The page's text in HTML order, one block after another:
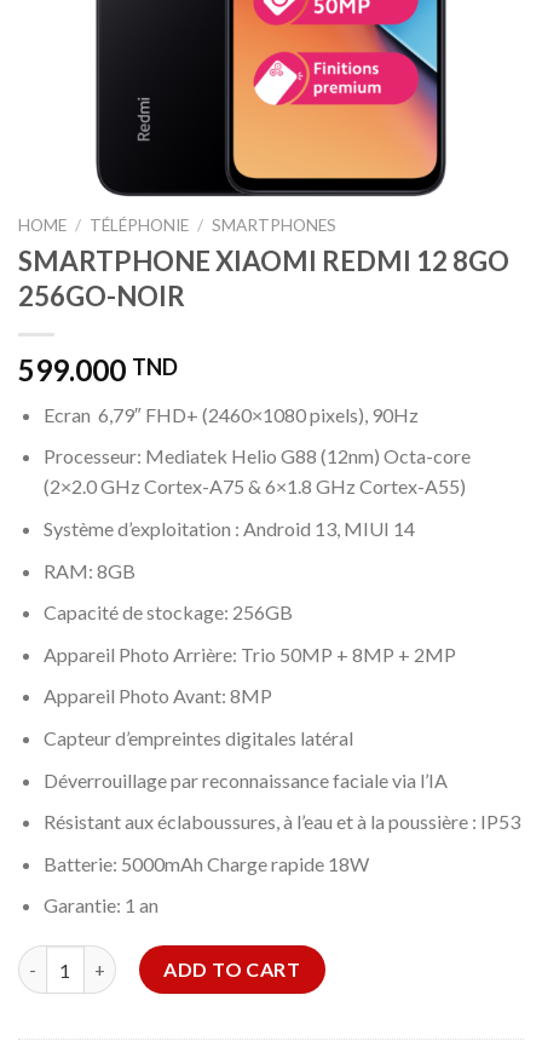
HOME / TÉLÉPHONIE / SMARTPHONES
SMARTPHONE XIAOMI REDMI 12 8GO
256GO-NOIR
599.000 TND
Ecran 6,79″ FHD+ (2460×1080 pixels), 90Hz
Processeur: Mediatek Helio G88 (12nm) Octa-core
(2×2.0 GHz Cortex-A75 & 6×1.8 GHz Cortex-A55)
Système d’exploitation : Android 13, MIUI 14
RAM: 8GB
Capacité de stockage: 256GB
Appareil Photo Arrière: Trio 50MP + 8MP + 2MP
Appareil Photo Avant: 8MP
Capteur d’empreintes digitales latéral
Déverrouillage par reconnaissance faciale via l’IA
Résistant aux éclaboussures, à l’eau et à la poussière : IP53
Batterie: 5000mAh Charge rapide 18W
Garantie: 1 an
SMARTPHONE XIAOMI REDMI 12 8GO 256GO-NOIR quantity
ADD TO CART